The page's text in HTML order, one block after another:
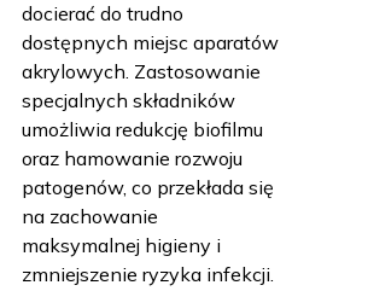
docierać do trudno
dostępnych miejsc aparatów
akrylowych. Zastosowanie
specjalnych składników
umożliwia redukcję biofilmu
oraz hamowanie rozwoju
patogenów, co przekłada się
na zachowanie
maksymalnej higieny i
zmniejszenie ryzyka infekcji.